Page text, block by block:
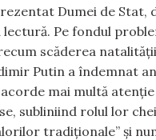
Dumei de Stat,
Pe fondul
scăderea
Putin a îndemnat
mai multă
subliniind rolul lor
tradiționale” și